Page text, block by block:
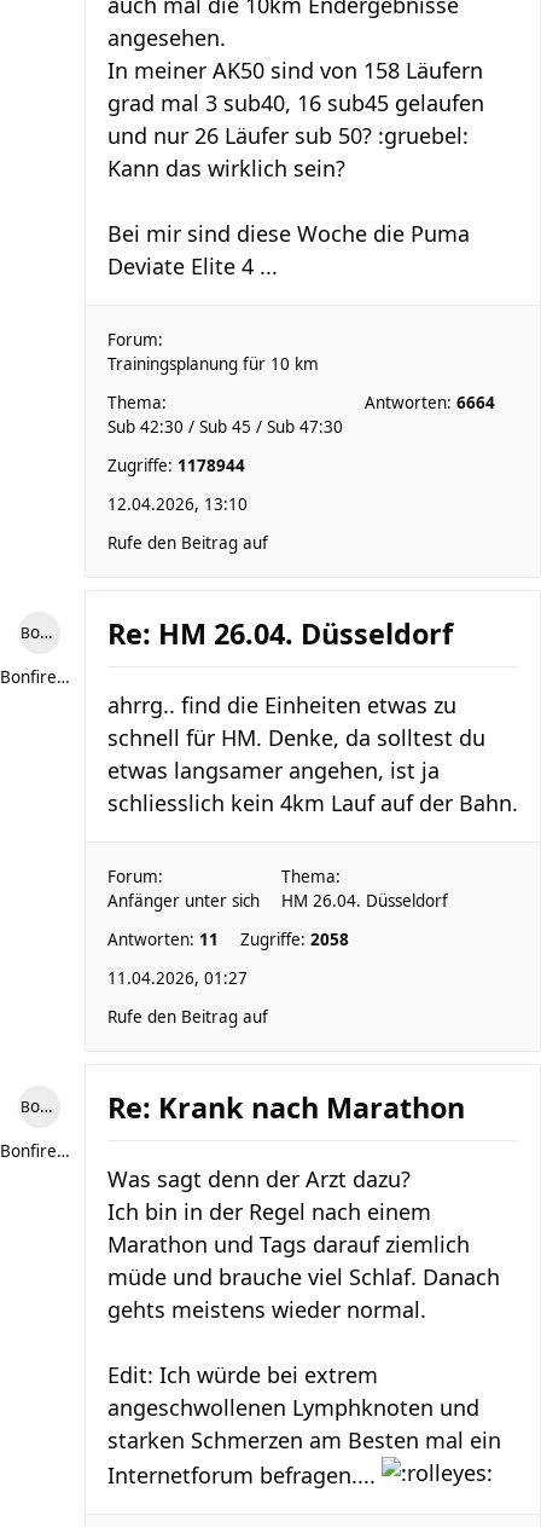
angesehen.
In meiner AK50 sind von 158 Läufern
grad mal 3 sub40, 16 sub45 gelaufen
und nur 26 Läufer sub 50? :gruebel:
Kann das wirklich sein?
Bei mir sind diese Woche die Puma
Deviate Elite 4 ...
Forum:
Trainingsplanung für 10 km
Thema:
Sub 42:30 / Sub 45 / Sub 47:30
Antworten: 6664
Zugriffe: 1178944
12.04.2026, 13:10
Rufe den Beitrag auf
Bonfire307
Bonfire307
Re: HM 26.04. Düsseldorf
ahrrg.. find die Einheiten etwas zu
schnell für HM. Denke, da solltest du
etwas langsamer angehen, ist ja
schliesslich kein 4km Lauf auf der Bahn.
Forum:
Anfänger unter sich
Thema:
HM 26.04. Düsseldorf
Antworten: 11 Zugriffe: 2058
11.04.2026, 01:27
Rufe den Beitrag auf
Bonfire307
Bonfire307
Re: Krank nach Marathon
Was sagt denn der Arzt dazu?
Ich bin in der Regel nach einem
Marathon und Tags darauf ziemlich
müde und brauche viel Schlaf. Danach
gehts meistens wieder normal.
Edit: Ich würde bei extrem
angeschwollenen Lymphknoten und
starken Schmerzen am Besten mal ein
Internetforum befragen....